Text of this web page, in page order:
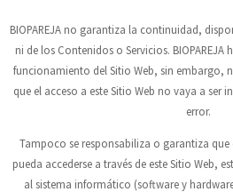
BIOPAREJA no garantiza la continuidad,
ni de los Contenidos o Servicios. BIOPAREJA
funcionamiento del Sitio Web, sin embargo,
que el acceso a este Sitio Web no vaya a ser
error.
Tampoco se responsabiliza o garantiza
pueda accederse a través de este Sitio Web,
al sistema informático (software y